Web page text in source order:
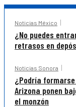
Noticias México
¿No puedes
retrasos en
Noticias Sonora
¿Podría
Arizona ponen
el monzón